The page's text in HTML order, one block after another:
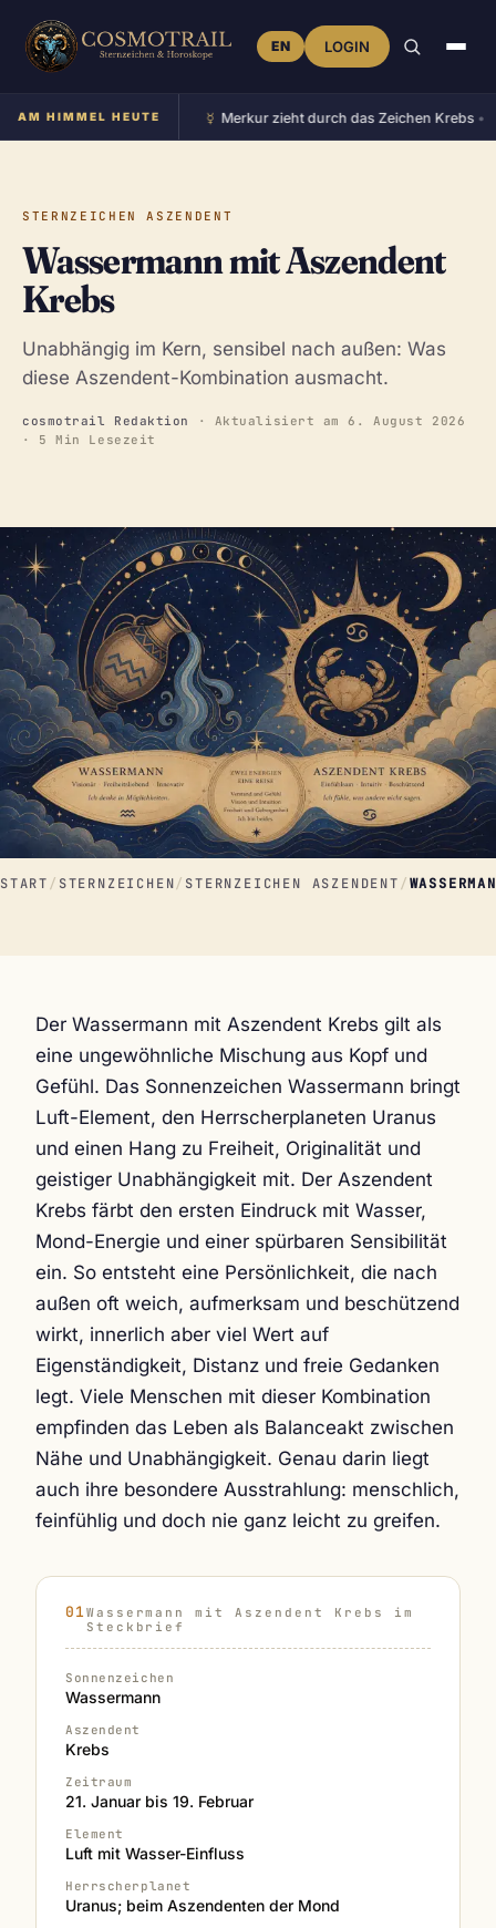
EN LOGIN
AM HIMMEL HEUTE
Zeichen Stier • Merkur zieht durch das Zeichen Krebs •
START / STERNZEICHEN/ STERNZEICHEN ASZENDENT /
STERNZEICHEN ASZENDENT
Wassermann mit Aszendent
Krebs
Unabhängig im Kern, sensibel nach außen: Was
diese Aszendent-Kombination ausmacht.
cosmotrail Redaktion · Aktualisiert am6. August 2026
· 5 Min Lesezeit
Der Wassermann mit Aszendent Krebs gilt als
eine ungewöhnliche Mischung aus Kopf und
Gefühl. Das Sonnenzeichen Wassermann bringt
Luft-Element, den Herrscherplaneten Uranus
und einen Hang zu Freiheit, Originalität und
geistiger Unabhängigkeit mit. Der Aszendent
Krebs färbt den ersten Eindruck mit Wasser,
Mond-Energie und einer spürbaren Sensibilität
ein. So entsteht eine Persönlichkeit, die nach
außen oft weich, aufmerksam und beschützend
wirkt, innerlich aber viel Wert auf
Eigenständigkeit, Distanz und freie Gedanken
legt. Viele Menschen mit dieser Kombination
empfinden das Leben als Balanceakt zwischen
Nähe und Unabhängigkeit. Genau darin liegt
auch ihre besondere Ausstrahlung: menschlich,
feinfühlig und doch nie ganz leicht zu greifen.
Wassermann mit Aszendent Krebs im
Steckbrief
Sonnenzeichen
Wassermann
Aszendent
Krebs
Zeitraum
21. Januar bis 19. Februar
Element
Luft mit Wasser-Einfluss
Herrscherplanet
Uranus; beim Aszendenten der Mond